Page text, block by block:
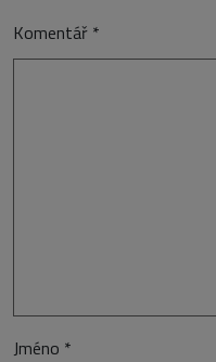
Komentář *
Jméno *